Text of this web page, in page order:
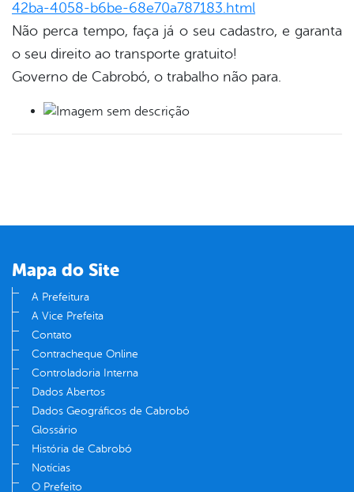
42ba-4058-b6be-68e70a787183.html
Não perca tempo, faça já o seu cadastro, e garanta
o seu direito ao transporte gratuito!
Governo de Cabrobó, o trabalho não para.
Mapa do Site
A Prefeitura
A Vice Prefeita
Contato
Contracheque Online
Controladoria Interna
Dados Abertos
Dados Geográficos de Cabrobó
Glossário
História de Cabrobó
Notícias
O Prefeito